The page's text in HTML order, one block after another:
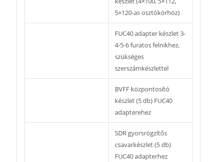
5×120-as osztókörhöz)
FUC40 adapter készlet 3-
4-5-6 furatos felnikhez,
szükséges
szerszámkészlettel
BVFF központosító
készlet (5 db) FUC40
adapterehez
SDR gyorsrögzítős
csavarkészlet (5 db)
FUC40 adapterhez